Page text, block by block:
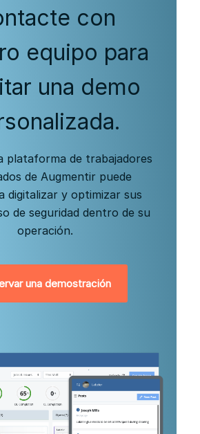
con
equipo para
una demo
plataforma de trabajadores
de Augmentir puede
digitalizar y optimizar sus
de seguridad dentro de su
operación.
una demostración